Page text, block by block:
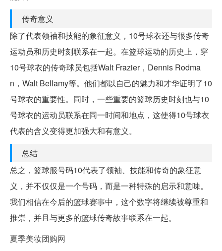
传奇意义
除了代表领袖和技能的象征意义，10号球衣还与很多传奇
运动员和历史时刻联系在一起。在篮球运动的历史上，穿
10号球衣的传奇球员包括Walt Frazier，Dennis Rodma
n，Walt Bellamy等。他们都以自己的魅力和才华证明了10
号球衣的重要性。同时，一些重要的篮球历史时刻也与10
号球衣的运动员联系在同一时间和地点，这使得10号球衣
代表的含义变得更加强大和有意义。
总结
总之，篮球服号码10代表了领袖、技能和传奇的象征意
义，并不仅仅是一个号码，而是一种特殊的启示和意味。
我们相信在今后的篮球赛事中，这个数字将继续被尊重和
推崇，并且与更多的篮球传奇故事联系在一起。
夏季美妆团购网